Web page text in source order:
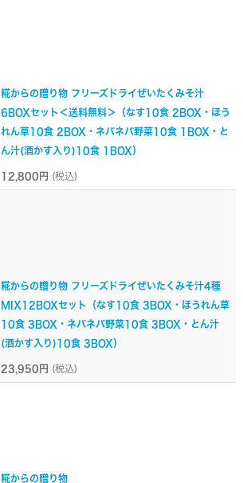
糀からの贈り物 フリーズドライぜいたくみそ汁
6BOXセット＜送料無料＞（なす10食 2BOX・ほう
れん草10食 2BOX・ネバネバ野菜10食 1BOX・と
ん汁(酒かす入り)10食 1BOX）
12,800円 (税込)
糀からの贈り物 フリーズドライぜいたくみそ汁4種
MIX12BOXセット（なす10食 3BOX・ほうれん草
10食 3BOX・ネバネバ野菜10食 3BOX・とん汁
(酒かす入り)10食 3BOX）
23,950円 (税込)
糀からの贈り物